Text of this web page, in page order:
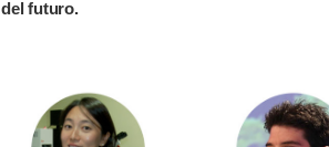
del futuro.